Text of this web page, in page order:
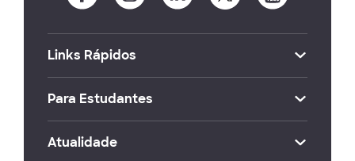
Links Rápidos
Para Estudantes
Atualidade